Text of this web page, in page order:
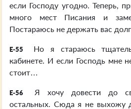
если Господу угодно. Теперь,
много мест Писания и
Постараюсь не держать вас
E-55
Но я стараюсь
кабинете. И если Господь мне
стоит…
E-56
Я хочу довести до
остальных. Сюда я не выхожу